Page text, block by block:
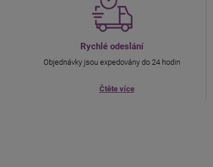
Rychlé odeslání
Objednávky jsou expedovány do 24 hodin
Čtěte více